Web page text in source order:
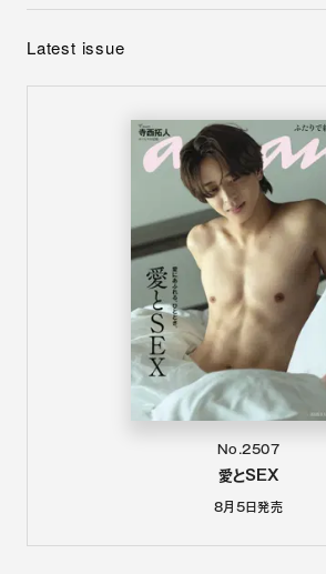
Latest issue
No.2507
愛とSEX
8月5日発売